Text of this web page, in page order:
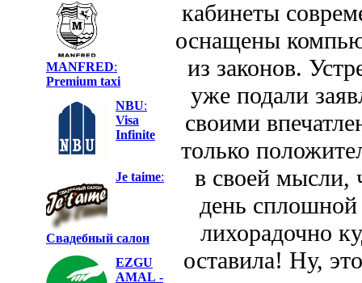
MANFRED:
Premium taxi
NBU:
Visa
Infinite
Je taime:
Свадебный салон
EZGU
AMAL -
кабинеты
оснащены
из законов.
уже подали
своими
только
в своей мысли,
день сплошной
лихорадочно
оставила! Ну,